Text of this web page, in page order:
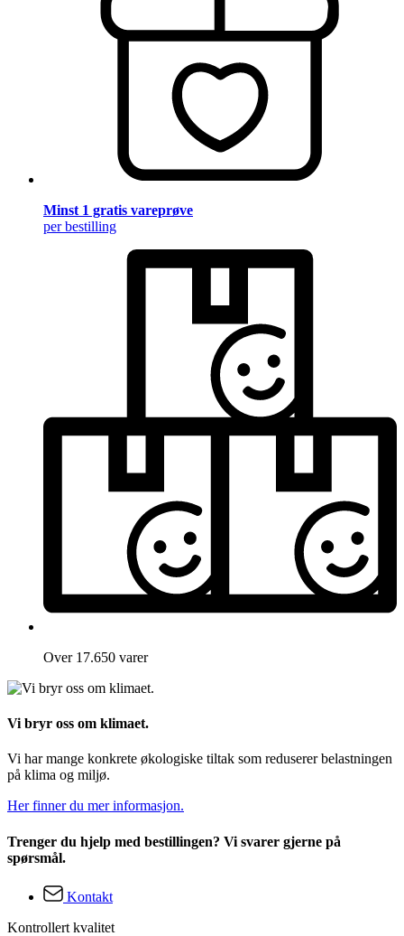
Minst 1 gratis vareprøve
per bestilling
Over 17.650 varer
Vi bryr oss om klimaet.
Vi har mange konkrete økologiske tiltak som reduserer belastningen
på klima og miljø.
Her finner du mer informasjon.
Trenger du hjelp med bestillingen? Vi svarer gjerne på
spørsmål.
Kontakt
Kontrollert kvalitet